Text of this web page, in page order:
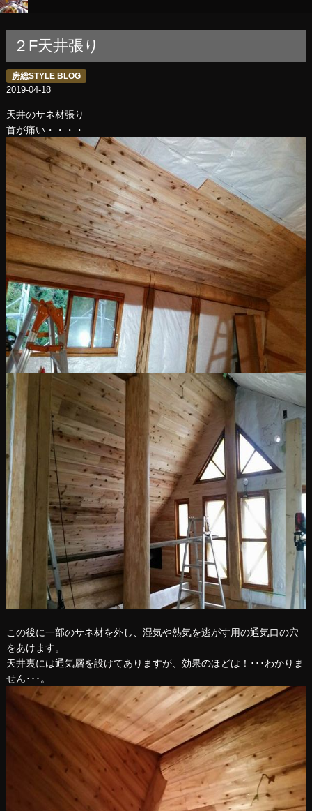
２F天井張り
房総STYLE BLOG
2019-04-18
天井のサネ材張り
首が痛い・・・・
この後に一部のサネ材を外し、湿気や熱気を逃がす用の通気口の穴
をあけます。
天井裏には通気層を設けてありますが、効果のほどは！･･･わかりま
せん･･･。